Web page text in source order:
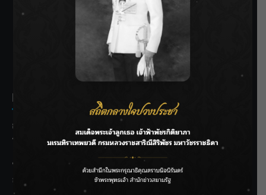
SIAMRATH VARIETY
THE BEST ENTERTAINMENT
Recent Posts
กรมชลฯ รับฟังประชาชน ติดตามแก้ปัญหาโครงการประตู
ระบายน้ำศรีสองรักฯ
‘แมน การิน’ แชร์ความเชื่อชวนคิด! “อยากกินอะไรหลังจาก
ลาโลกนี้ ให้ใส่บาตรสิ่งนั้นไว้ตอนยังมีชีวิต”